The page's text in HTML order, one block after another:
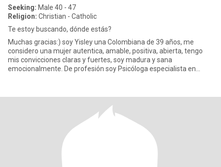
Seeking: Male 40 - 47
Religion: Christian - Catholic
Te estoy buscando, dónde estás?
Muchas gracias:) soy Yisley una Colombiana de 39 años, me
considero una mujer autentica, amable, positiva, abierta, tengo
mis convicciones claras y fuertes, soy madura y sana
emocionalmente. De profesión soy Psicóloga especialista en